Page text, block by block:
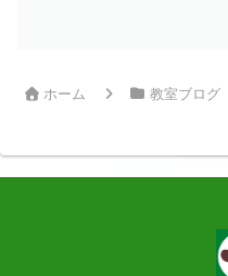
ホーム 教室ブログ